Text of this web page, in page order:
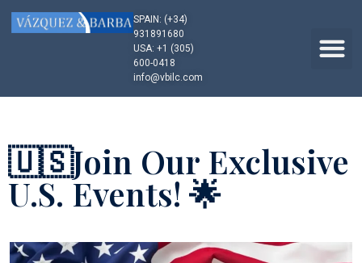
SPAIN: (+34)
931891680
USA: +1 (305)
600-0418
info@vbilc.com
🇺🇸Join Our Exclusive
U.S. Events! 🌟